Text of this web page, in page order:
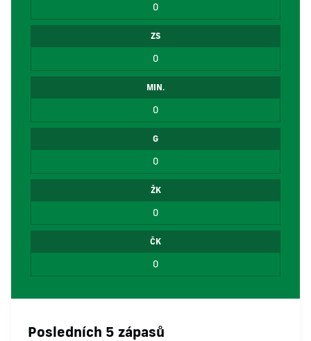
0
ZS
0
MIN.
0
G
0
ŽK
0
ČK
0
Posledních 5 zápasů